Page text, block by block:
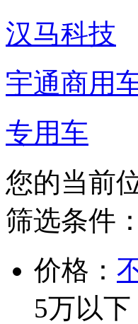
汉马科技
宇通商用
专用车
您的当前
筛选条件：
价格：
5万以下